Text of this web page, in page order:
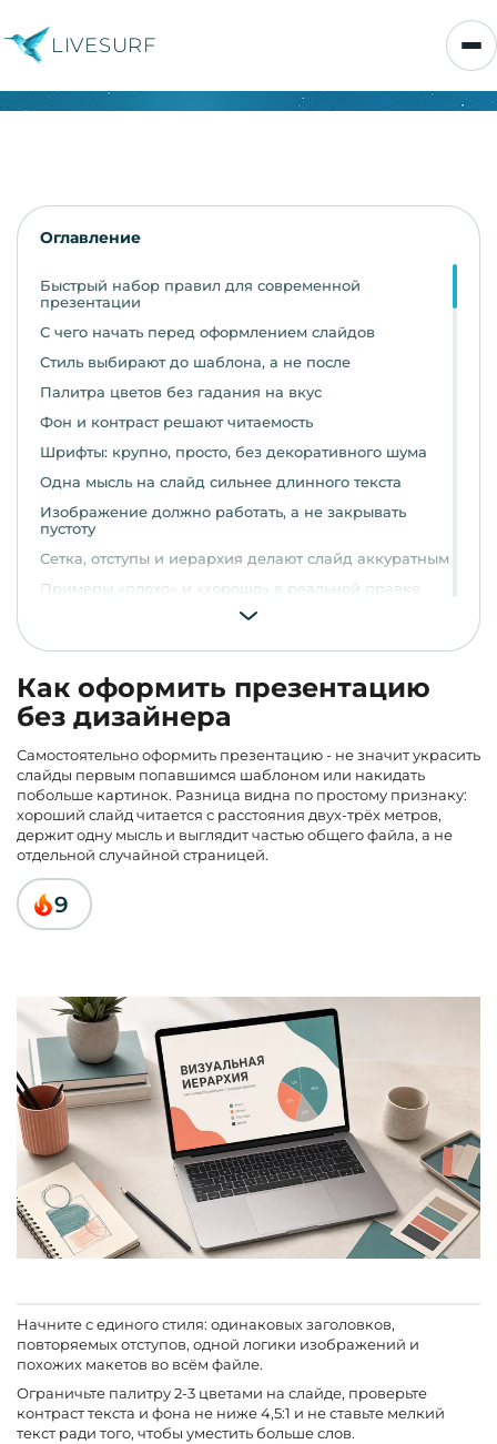
LIVESURF
Оглавление
Быстрый набор правил для современной
презентации
С чего начать перед оформлением слайдов
Стиль выбирают до шаблона, а не после
Палитра цветов без гадания на вкус
Фон и контраст решают читаемость
Шрифты: крупно, просто, без декоративного шума
Одна мысль на слайд сильнее длинного текста
Изображение должно работать, а не закрывать
пустоту
Сетка, отступы и иерархия делают слайд аккуратным
Примеры «плохо» и «хорошо» в реальной правке
Часто задаваемые вопросы
Как оформить презентацию
без дизайнера
Самостоятельно оформить презентацию- не значит украсить
слайды первым попавшимся шаблоном или накидать
побольше картинок. Разница видна по простому признаку:
хороший слайд читается с расстояния двух-трёх метров,
держит одну мысль и выглядит частью общего файла, а не
отдельной случайной страницей.
9
Начните с единого стиля: одинаковых заголовков,
повторяемых отступов, одной логики изображений и
похожих макетов во всём файле.
Ограничьте палитру 2-3 цветами на слайде, проверьте
контраст текста и фона не ниже 4,5:1 и не ставьте мелкий
текст ради того, чтобы уместить больше слов.